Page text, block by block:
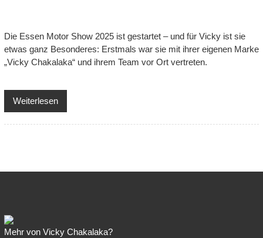
Die Essen Motor Show 2025 ist gestartet – und für Vicky ist sie
etwas ganz Besonderes: Erstmals war sie mit ihrer eigenen Marke
„Vicky Chakalaka“ und ihrem Team vor Ort vertreten.
Weiterlesen
Mehr von Vicky Chakalaka?